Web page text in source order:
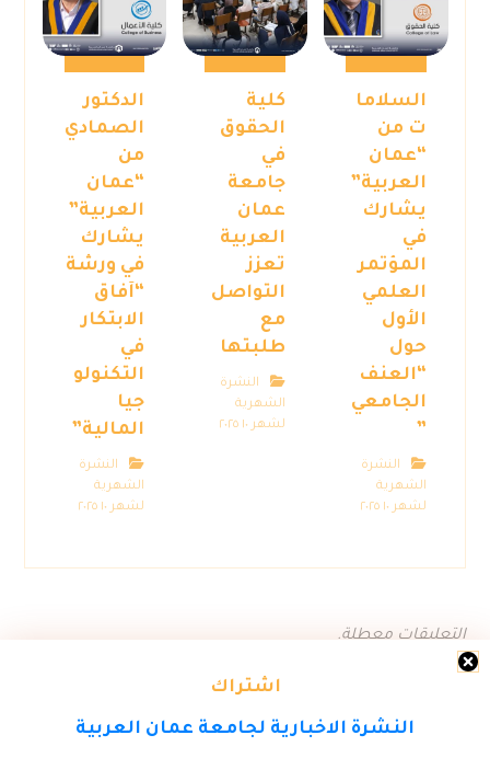
اشتراك
النشرة الاخبارية لجامعة عمان العربية
السلاما
ت من
“عمان
العربية”
يشارك
في
المؤتمر
العلمي
الأول
حول
“العنف
الجامعي
”
النشرة
الشهرية
لشهر ١٠ ٢٠٢٥
كلية
الحقوق
في
جامعة
عمان
العربية
تعزز
التواصل
مع
طلبتها
النشرة
الشهرية
لشهر ١٠ ٢٠٢٥
الدكتور
الصمادي
من
“عمان
العربية”
يشارك
في ورشة
“آفاق
الابتكار
في
التكنولو
جيا
المالية”
النشرة
الشهرية
لشهر ١٠ ٢٠٢٥
التعليقات معطلة.